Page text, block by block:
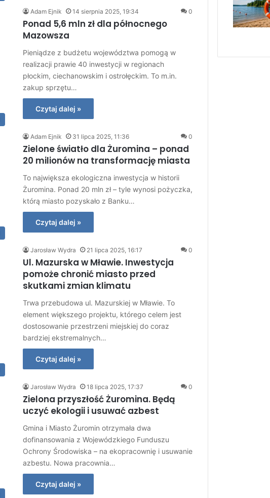
Adam Ejnik 14 sierpnia 2025, 19:34 0
Ponad 5,6 mln zł dla północnego
Mazowsza
Pieniądze z budżetu województwa pomogą w
realizacji prawie 40 inwestycji w regionach
płockim, ciechanowskim i ostrołęckim. To m.in.
zakup sprzętu…
Czytaj dalej »
Adam Ejnik 31 lipca 2025, 11:36 0
Zielone światło dla Żuromina – ponad
20 milionów na transformację miasta
To największa ekologiczna inwestycja w historii
Żuromina. Ponad 20 mln zł – tyle wynosi pożyczka,
którą miasto pozyskało z Banku…
Czytaj dalej »
Jarosław Wydra 21 lipca 2025, 16:17 0
Ul. Mazurska w Mławie. Inwestycja
pomoże chronić miasto przed
skutkami zmian klimatu
Trwa przebudowa ul. Mazurskiej w Mławie. To
element większego projektu, którego celem jest
dostosowanie przestrzeni miejskiej do coraz
bardziej ekstremalnych…
Czytaj dalej »
Jarosław Wydra 18 lipca 2025, 17:37 0
Zielona przyszłość Żuromina. Będą
uczyć ekologii i usuwać azbest
Gmina i Miasto Żuromin otrzymała dwa
dofinansowania z Wojewódzkiego Funduszu
Ochrony Środowiska – na ekopracownię i usuwanie
azbestu. Nowa pracownia…
Czytaj dalej »